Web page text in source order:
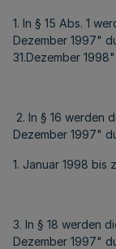
1. In § 15 Abs. 1
Dezember 1997"
31.Dezember
2. In § 16 werden
Dezember 1997"
1. Januar 1998 bis
3. In § 18 werden
Dezember 1997"